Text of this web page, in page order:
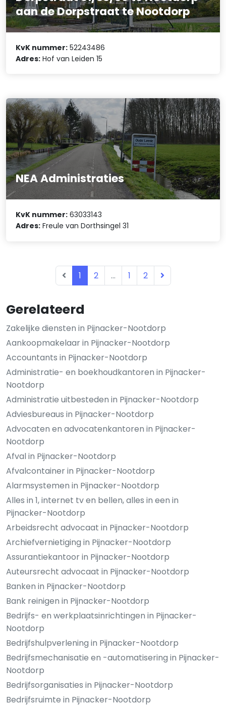
Gerelateerd
Zakelijke diensten in Pijnacker-Nootdorp
Aankoopmakelaar in Pijnacker-Nootdorp
Accountants in Pijnacker-Nootdorp
Administratie- en boekhoudkantoren in Pijnacker-
Nootdorp
Administratie uitbesteden in Pijnacker-Nootdorp
Adviesbureaus in Pijnacker-Nootdorp
Advocaten en advocatenkantoren in Pijnacker-
Nootdorp
Afval in Pijnacker-Nootdorp
Afvalcontainer in Pijnacker-Nootdorp
Alarmsystemen in Pijnacker-Nootdorp
Alles in 1, internet tv en bellen, alles in een in
Pijnacker-Nootdorp
Arbeidsrecht advocaat in Pijnacker-Nootdorp
Archiefvernietiging in Pijnacker-Nootdorp
Assurantiekantoor in Pijnacker-Nootdorp
Auteursrecht advocaat in Pijnacker-Nootdorp
Banken in Pijnacker-Nootdorp
Bank reinigen in Pijnacker-Nootdorp
Bedrijfs- en werkplaatsinrichtingen in Pijnacker-
Nootdorp
Bedrijfshulpverlening in Pijnacker-Nootdorp
Bedrijfsmechanisatie en -automatisering in Pijnacker-
Nootdorp
Bedrijfsorganisaties in Pijnacker-Nootdorp
Bedrijfsruimte in Pijnacker-Nootdorp
aan de Dorpstraat te Nootdorp
KvK nummer: 52243486
Adres: Hof van Leiden 15
NEA Administraties
KvK nummer: 63033143
Adres: Freule van Dorthsingel 31
1 2 ... 1 2